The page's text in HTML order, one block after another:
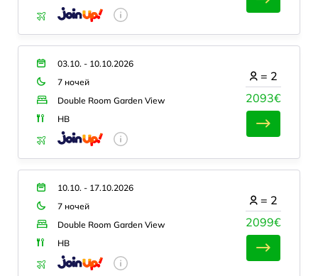
03.10. - 10.10.2026
7 ночей
Double Room Garden View
HB
2093€
= 2
10.10. - 17.10.2026
7 ночей
Double Room Garden View
HB
2099€
= 2